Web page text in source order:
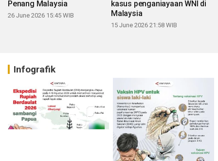
Penang Malaysia
26 June 2026 15:45 WIB
kasus penganiayaan WNI di
Malaysia
15 June 2026 21:58 WIB
Infografik